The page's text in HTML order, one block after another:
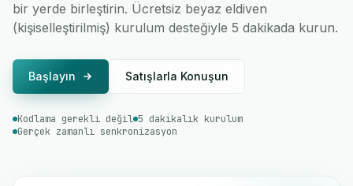
bir yerde birleştirin. Ücretsiz beyaz eldiven
(kişiselleştirilmiş) kurulum desteğiyle 5 dakikada kurun.
Başlayın Satışlarla Konuşun
Kodlama gerekli değil 5 dakikalık kurulum
Gerçek zamanlı senkronizasyon